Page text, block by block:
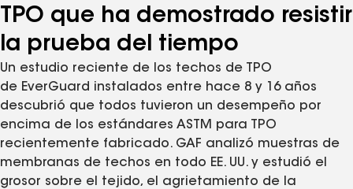
TPO que ha demostrado resistir
la prueba del tiempo
Un estudio reciente de los techos de TPO
de EverGuard instalados entre hace 8 y 16 años
descubrió que todos tuvieron un desempeño por
encima de los estándares ASTM para TPO
recientemente fabricado. GAF analizó muestras de
membranas de techos en todo EE. UU. y estudió el
grosor sobre el tejido, el agrietamiento de la